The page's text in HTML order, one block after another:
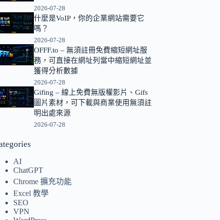
2026-07-28
什麼是VoIP，你的企業網站需要它
嗎？
2026-07-28
OFFF.to – 無須註冊免費縮短網址服
務，可直接在網址列當中縮短網址並
獲得分析數據
2026-07-28
Gifing – 線上免費無版權影片、Gifs
圖片素材，可下載與商業使用無須註
明出處來源
2026-07-28
AI
ChatGPT
Chrome 擴充功能
Excel 教學
SEO
VPN